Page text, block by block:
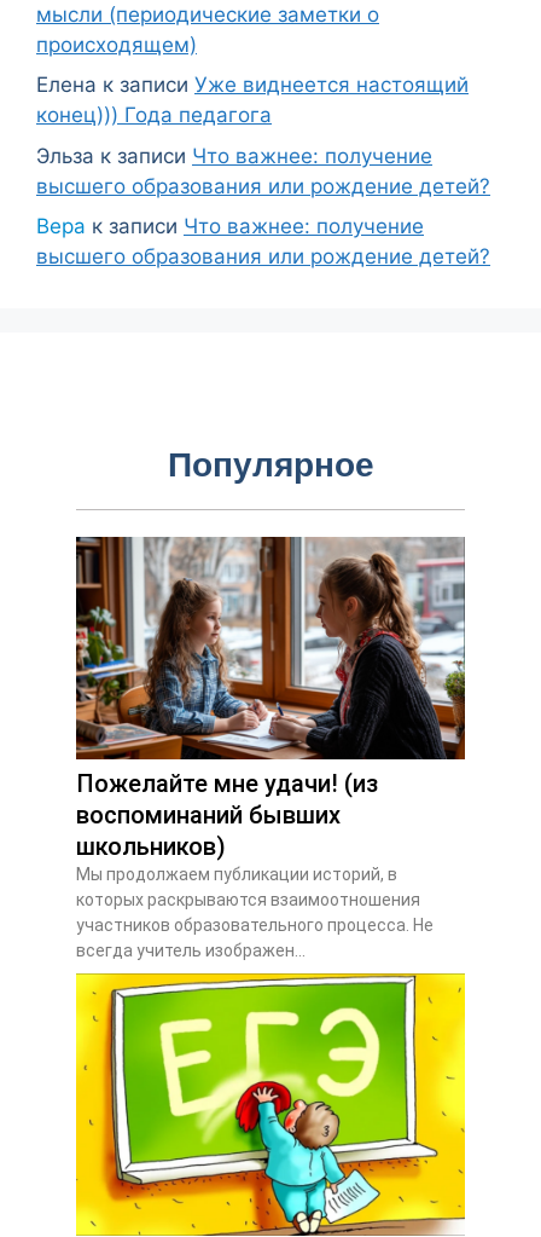
мысли (периодические заметки о
происходящем)
Елена к записи Уже виднеется настоящий
конец))) Года педагога
Эльза к записи Что важнее: получение
высшего образования или рождение детей?
Вера к записи Что важнее: получение
высшего образования или рождение детей?
Популярное
Пожелайте мне удачи! (из
воспоминаний бывших
школьников)
Мы продолжаем публикации историй, в
которых раскрываются взаимоотношения
участников образовательного процесса. Не
всегда учитель изображен...